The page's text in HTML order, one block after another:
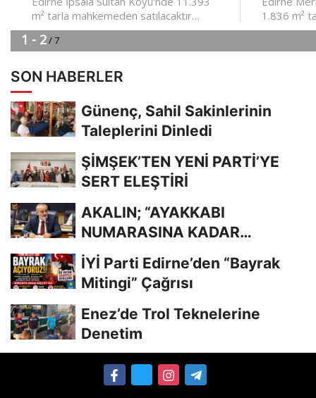
SON HABERLER
Günenç, Sahil Sakinlerinin
Taleplerini Dinledi
ŞİMŞEK’TEN YENİ PARTİ’YE
SERT ELEŞTİRİ
AKALIN; “AYAKKABI
NUMARASINA KADAR
BİLİYORDUNUZ, ADRESİNİ Mİ
UNUTTUNUZ?”
İYİ Parti Edirne’den “Bayrak
Mitingi” Çağrısı
Enez’de Trol Teknelerine
Denetim